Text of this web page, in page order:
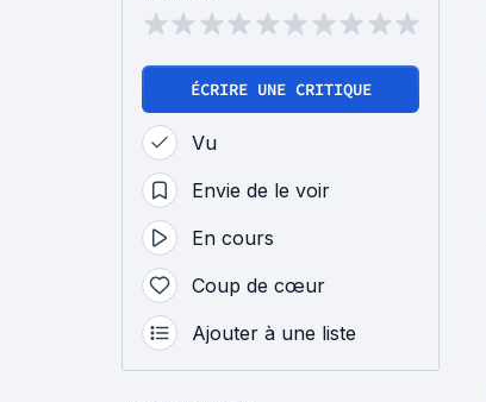
ÉCRIRE UNE CRITIQUE
Vu
Envie de le voir
En cours
Coup de cœur
Ajouter à une liste